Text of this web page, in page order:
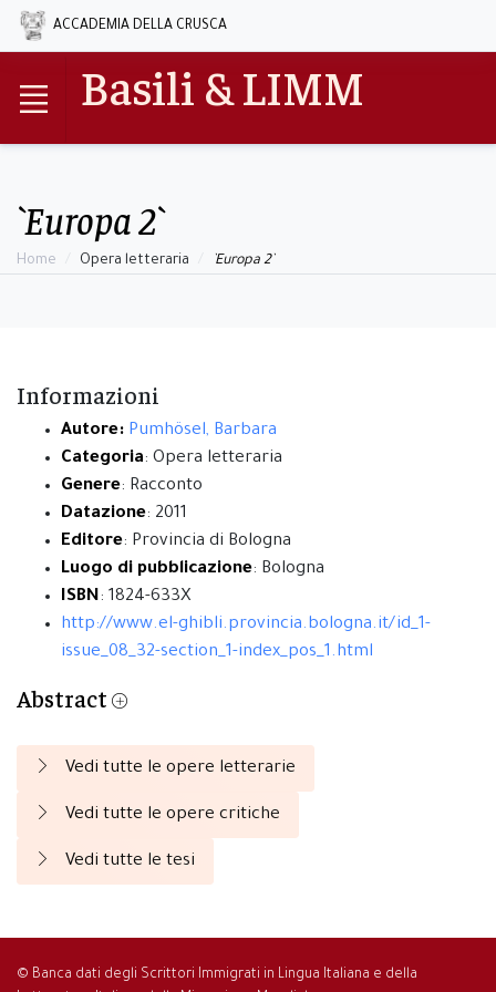
ACCADEMIA DELLA CRUSCA
Basili & LIMM
`Europa 2`
Home Opera letteraria `Europa 2`
Informazioni
Autore: Pumhösel, Barbara
Categoria: Opera letteraria
Genere: Racconto
Datazione: 2011
Editore: Provincia di Bologna
Luogo di pubblicazione: Bologna
ISBN: 1824-633X
http://www.el-ghibli.provincia.bologna.it/id_1-
issue_08_32-section_1-index_pos_1.html
Abstract
Vedi tutte le opere letterarie
Vedi tutte le opere critiche
Vedi tutte le tesi
© Banca dati degli Scrittori Immigrati in Lingua Italiana e della